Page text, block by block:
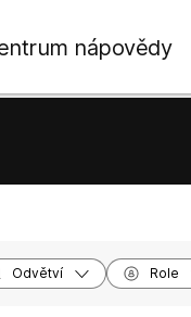
nápovědy
Odvětví Role